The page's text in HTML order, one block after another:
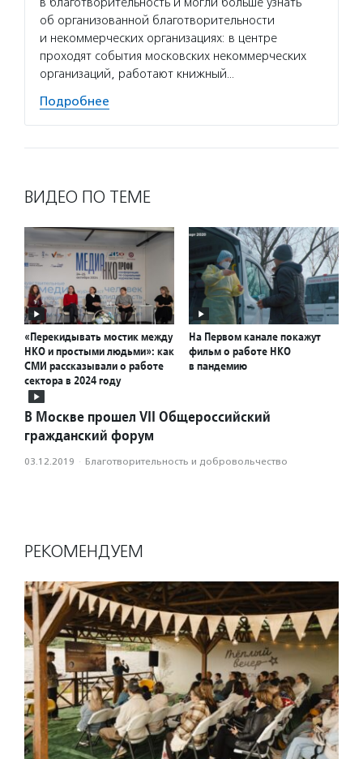
об организованной благотворительности
и некоммерческих организациях: в центре
проходят события московских некоммерческих
организаций, работают книжный…
Подробнее
ВИДЕО ПО ТЕМЕ
«Перекидывать мостик между
НКО и простыми людьми»: как
СМИ рассказывали о работе
сектора в 2024 году
На Первом канале покажут
фильм о работе НКО
в пандемию
В Москве прошел VII Общероссийский
гражданский форум
03.12.2019 · Благотвори­тель­ность и доброволь­чест­во
РЕКОМЕНДУЕМ